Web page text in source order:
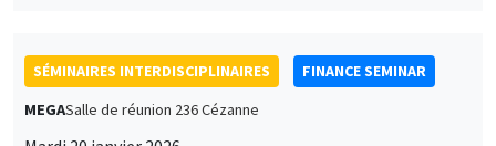
SÉMINAIRES INTERDISCIPLINAIRES
FINANCE SEMINAR
MEGASalle de réunion 236 Cézanne